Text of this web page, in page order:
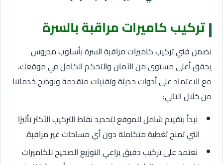
تركيب كاميرات مراقبة بالسرة
نضمن فني تركيب كاميرات مراقبة السرة بأسلوب مدروس
يحقق أعلى مستوى من الأمان والتحكم الكامل في موقعك،
مع الاعتماد على أدوات حديثة وتقنيات متقدمة ونوضح خدماتنا
من خلال التالي:
نبدأ بتقييم شامل للموقع لتحديد نقاط التركيب الأكثر تأثيرًا
التي تمنح تغطية متكاملة دون أي مساحات غير مراقبة.
نعتمد على تركيب دقيق يراعي التوزيع الصحيح للكاميرات